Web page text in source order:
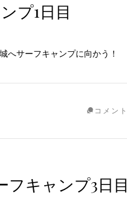
プ1日目
へサーフキャンプに向かう！
コメント
フキャンプ3日目